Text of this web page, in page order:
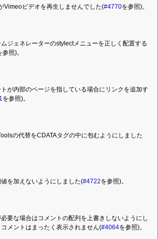
Vimeoビデオを再生しませんでした(#4770を参照)。
ジェネレーターのstylectメニューを正しく配置する
参照)。
が内部のページを指している場合にリンクを追加す
を参照)。
の代替をCDATAタグの中に包むようにしました
を加えないようにしました(#4722を参照)。
要な場合はコメントの配列を上書きしないようにし
メントはまったく表示されません(#4064を参照)。